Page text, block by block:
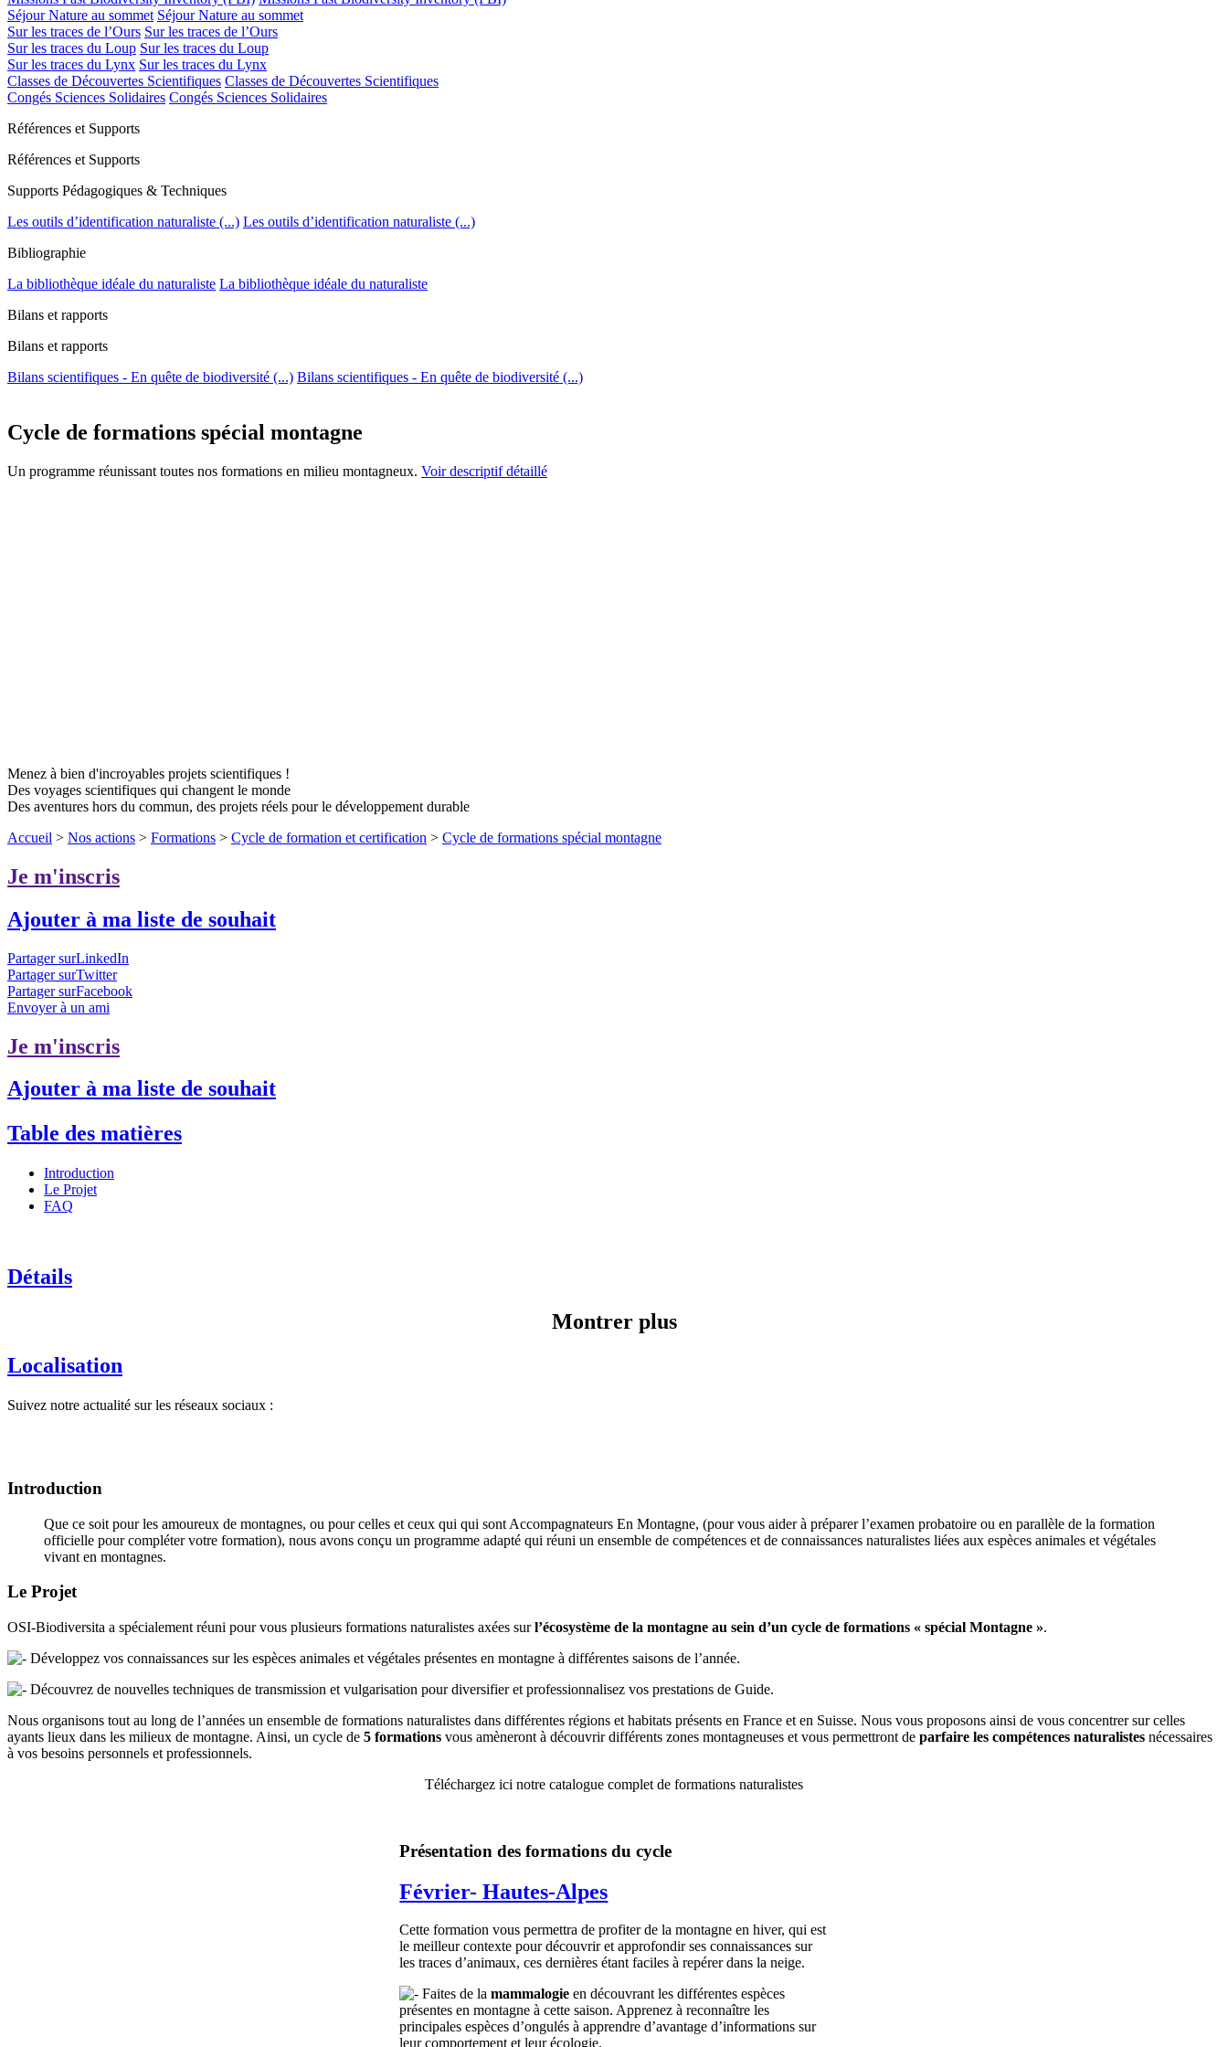
Séjour Nature au sommet Séjour Nature au sommet
Sur les traces de l’Ours Sur les traces de l’Ours
Sur les traces du Loup Sur les traces du Loup
Sur les traces du Lynx Sur les traces du Lynx
Classes de Découvertes Scientifiques Classes de Découvertes Scientifiques
Congés Sciences Solidaires Congés Sciences Solidaires
Références et Supports
Références et Supports
Supports Pédagogiques & Techniques
Les outils d’identification naturaliste (...) Les outils d’identification naturaliste (...)
Bibliographie
La bibliothèque idéale du naturaliste La bibliothèque idéale du naturaliste
Bilans et rapports
Bilans et rapports
Bilans scientifiques - En quête de biodiversité (...) Bilans scientifiques - En quête de biodiversité (...)
Cycle de formations spécial montagne
Un programme réunissant toutes nos formations en milieu montagneux. Voir descriptif détaillé
Menez à bien d'incroyables projets scientifiques !
Des voyages scientifiques qui changent le monde
Des aventures hors du commun, des projets réels pour le développement durable
Accueil > Nos actions > Formations > Cycle de formation et certification > Cycle de formations spécial montagne
Je m'inscris
Ajouter à ma liste de souhait
Partager surLinkedIn
Partager surTwitter
Partager surFacebook
Envoyer à un ami
Je m'inscris
Ajouter à ma liste de souhait
Table des matières
Introduction
Le Projet
FAQ
Détails
Montrer plus
Localisation
Suivez notre actualité sur les réseaux sociaux :
Introduction
Que ce soit pour les amoureux de montagnes, ou pour celles et ceux qui qui sont Accompagnateurs En Montagne, (pour vous aider à préparer l’examen probatoire ou en parallèle de la formation
officielle pour compléter votre formation), nous avons conçu un programme adapté qui réuni un ensemble de compétences et de connaissances naturalistes liées aux espèces animales et végétales
vivant en montagnes.
Le Projet
OSI-Biodiversita a spécialement réuni pour vous plusieurs formations naturalistes axées surl’écosystème de la montagne au sein d’un cycle de formations « spécial Montagne ».
Développez vos connaissances sur les espèces animales et végétales présentes en montagne à différentes saisons de l’année.
Découvrez de nouvelles techniques de transmission et vulgarisation pour diversifier et professionnalisez vos prestations de Guide.
Nous organisons tout au long de l’années un ensemble de formations naturalistes dans différentes régions et habitats présents en France et en Suisse. Nous vous proposons ainsi de vous concentrer sur celles
ayants lieux dans les milieux de montagne. Ainsi, un cycle de 5 formations vous amèneront à découvrir différents zones montagneuses et vous permettront de parfaire les compétences naturalistes nécessaires
à vos besoins personnels et professionnels.
Téléchargez ici notre catalogue complet de formations naturalistes
Présentation des formations du cycle
Février- Hautes-Alpes
Cette formation vous permettra de profiter de la montagne en hiver, qui est
le meilleur contexte pour découvrir et approfondir ses connaissances sur
les traces d’animaux, ces dernières étant faciles à repérer dans la neige.
Faites de lamammalogie en découvrant les différentes espèces
présentes en montagne à cette saison. Apprenez à reconnaître les
principales espèces d’ongulés à apprendre d’avantage d’informations sur
leur comportement et leur écologie.